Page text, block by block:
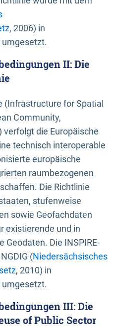
, 2006) in
umgesetzt.
II: Die
(Infrastructure for Spatial
Community,
verfolgt die Europäische
technisch interoperable
europäische
raumbezogenen
Die Richtlinie
stufenweise
sowie Geofachdaten
existierende und in
Geodaten. Die INSPIRE-
(Niedersächsisches
, 2010) in
umgesetzt.
III: Die
of Public Sector